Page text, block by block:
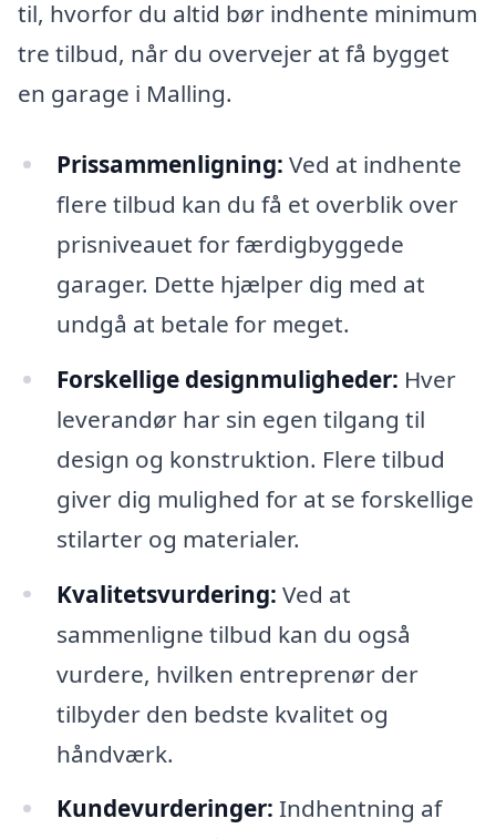
til, hvorfor du altid bør indhente minimum
tre tilbud, når du overvejer at få bygget
en garage i Malling.
Prissammenligning: Ved at indhente
flere tilbud kan du få et overblik over
prisniveauet for færdigbyggede
garager. Dette hjælper dig med at
undgå at betale for meget.
Forskellige designmuligheder: Hver
leverandør har sin egen tilgang til
design og konstruktion. Flere tilbud
giver dig mulighed for at se forskellige
stilarter og materialer.
Kvalitetsvurdering: Ved at
sammenligne tilbud kan du også
vurdere, hvilken entreprenør der
tilbyder den bedste kvalitet og
håndværk.
Kundevurderinger: Indhentning af